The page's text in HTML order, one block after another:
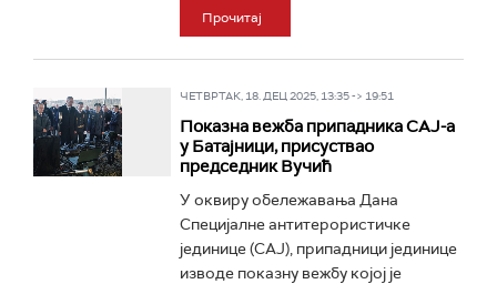
Прочитај
ЧЕТВРТАК, 18. ДЕЦ 2025, 13:35 -> 19:51
Показна вежба припадника САЈ-а
у Батајници, присуствао
председник Вучић
У оквиру обележавања Дана
Специјалне антитерористичке
јединице (САЈ), припадници јединице
изводе показну вежбу којој је